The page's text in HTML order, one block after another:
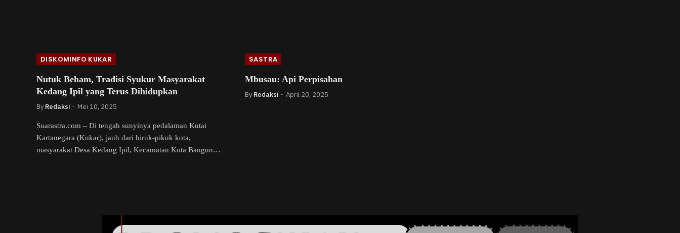
DISKOMINFO KUKAR
Nutuk Beham, Tradisi Syukur Masyarakat
Kedang Ipil yang Terus Dihidupkan
By Redaksi Mei 10, 2025
Suarastra.com – Di tengah sunyinya pedalaman Kutai
Kartanegara (Kukar), jauh dari hiruk-pikuk kota,
masyarakat Desa Kedang Ipil, Kecamatan Kota Bangun…
SASTRA
Mbusau: Api Perpisahan
By Redaksi April 20, 2025